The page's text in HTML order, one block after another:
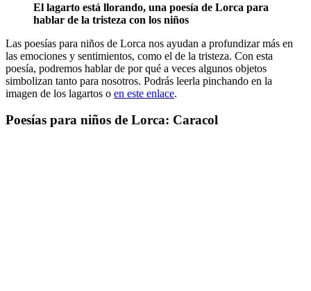
El lagarto está llorando, una poesía de Lorca para
hablar de la tristeza con los niños
Las poesías para niños de Lorca nos ayudan a profundizar más en
las emociones y sentimientos, como el de la tristeza. Con esta
poesía, podremos hablar de por qué a veces algunos objetos
simbolizan tanto para nosotros. Podrás leerla pinchando en la
imagen de los lagartos o en este enlace.
Poesías para niños de Lorca: Caracol